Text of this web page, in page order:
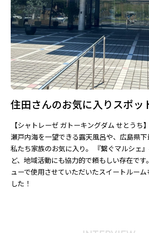
住田さんのお気に入りスポッ
【シャトレーゼ ガトーキングダム せとうち】
瀬戸内海を一望できる露天風呂や、広島県
私たち家族のお気に入り。 『繋ぐマルシェ
ど、地域活動にも協力的で頼もしい存在で
ューで使用させていただいたスイートルーム
した！